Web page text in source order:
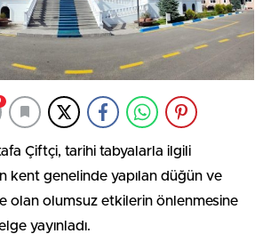
Çiftçi, tarihi tabyalarla ilgili
kent genelinde yapılan düğün ve
olan olumsuz etkilerin önlenmesine
yayınladı.